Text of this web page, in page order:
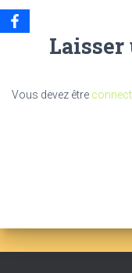
Vous devez être